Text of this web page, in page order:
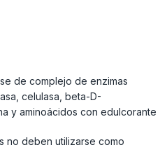
de complejo de enzimas
celulasa, beta-D-
y aminoácidos con edulcorante
no deben utilizarse como